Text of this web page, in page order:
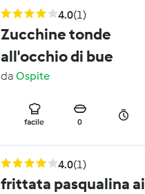
4.0(1)
Zucchine tonde
all'occhio di bue
da Ospite
facile 0
4.0(1)
frittata pasqualina ai